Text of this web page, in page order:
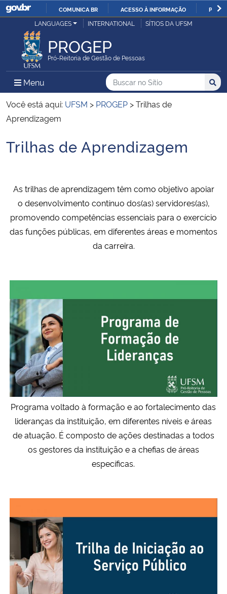
IR
COMUNICA BR ACESSO À INFORMAÇÃO
Ministério da Justiça e Segurança Pública
Ministério da Defesa
Ministério das Relações Exteriores
Ministério da Infraestrutura
Ministério da Educação
Ministério da Cidadania
Ministério da Ciência, Tecnologia, Inovações e Comunicações
Ministério do Meio Ambiente
Ministério do Turismo
Ministério do Desenvolvimento Regional
Controladoria-Geral da União
Ministério da Mulher, da Família e dos Direitos Humanos
Gabinete de Segurança Institucional
Advocacia-Geral da União
Banco Central do Brasil
LANGUAGES INTERNATIONAL SÍTIOS DA UFSM
PROGEP
Pró-Reitoria de Gestão de Pessoas
Menu Menu Principal do Sítio
Busca
Buscar no no Sítio
Busca:
Você está aqui: UFSM > PROGEP >Trilhas de
Aprendizagem
Início do conteúdo
Trilhas de Aprendizagem
As trilhas de aprendizagem têm como objetivo apoiar
o desenvolvimento contínuo dos(as) servidores(as),
promovendo competências essenciais para o exercício
das funções públicas, em diferentes áreas e momentos
da carreira.
Programa voltado à formação e ao fortalecimento das
lideranças da instituição, em diferentes níveis e áreas
de atuação. É composto de açõesdestinadas a todos
os gestores da instituição ea chefias de áreas
específicas.